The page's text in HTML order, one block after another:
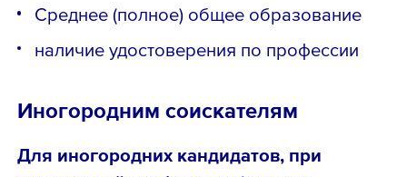
Среднее (полное) общее образование
наличие удостоверения по профессии
Иногородним соискателям
Для иногородних кандидатов, при